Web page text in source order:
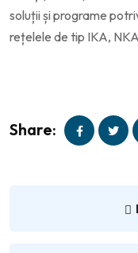
soluții și programe
rețelele de tip IKA,
Share: